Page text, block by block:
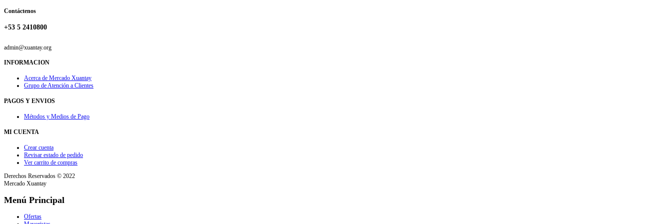
Contáctenos
+53 5 2410800
admin@xuantay.org
INFORMACION
Acerca de Mercado Xuantay
Grupo de Atención a Clientes
PAGOS Y ENVIOS
Métodos y Medios de Pago
MI CUENTA
Crear cuenta
Revisar estado de pedido
Ver carrito de compras
Derechos Reservados © 2022
Mercado Xuantay
Menú Principal
Ofertas